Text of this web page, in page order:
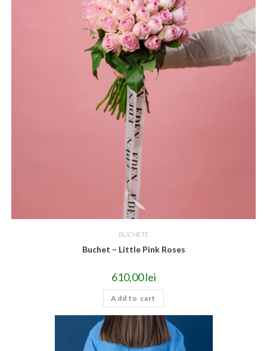
BUCHETE
Buchet – Little Pink Roses
610,00lei
Add to cart